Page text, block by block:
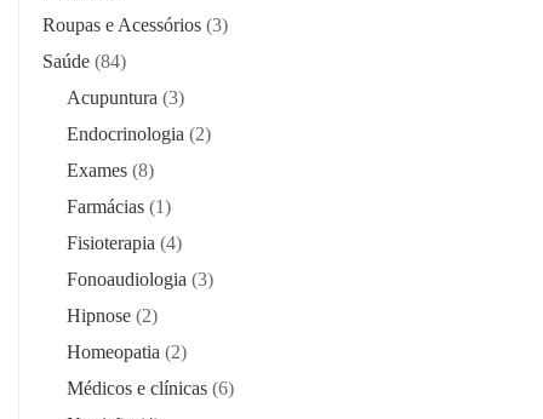
Roupas e Acessórios (3)
Saúde (84)
Acupuntura (3)
Endocrinologia (2)
Exames (8)
Farmácias (1)
Fisioterapia (4)
Fonoaudiologia (3)
Hipnose (2)
Homeopatia (2)
Médicos e clínicas (6)